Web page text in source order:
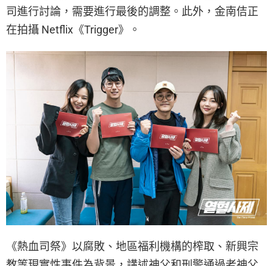
司進行討論，需要進行最後的調整。此外，金南佶正
在拍攝 Netflix《Trigger》。
《熱血司祭》以腐敗、地區福利機構的榨取、新興宗